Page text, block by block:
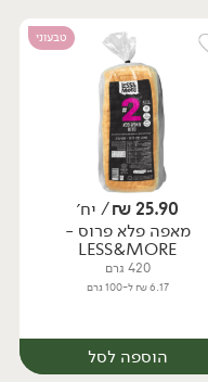
יח׳
טבעוני
25.90
₪/ יח׳
מאפה פלא פרוס -
LESS&MORE
420 גרם
6.17 ₪ ל-100 גרם
הוספה לסל